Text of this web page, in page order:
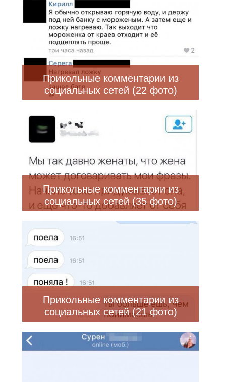
Прикольные комментарии из
социальных сетей (22 фото)
Прикольные комментарии из
социальных сетей (35 фото)
Прикольные комментарии из
социальных сетей (21 фото)